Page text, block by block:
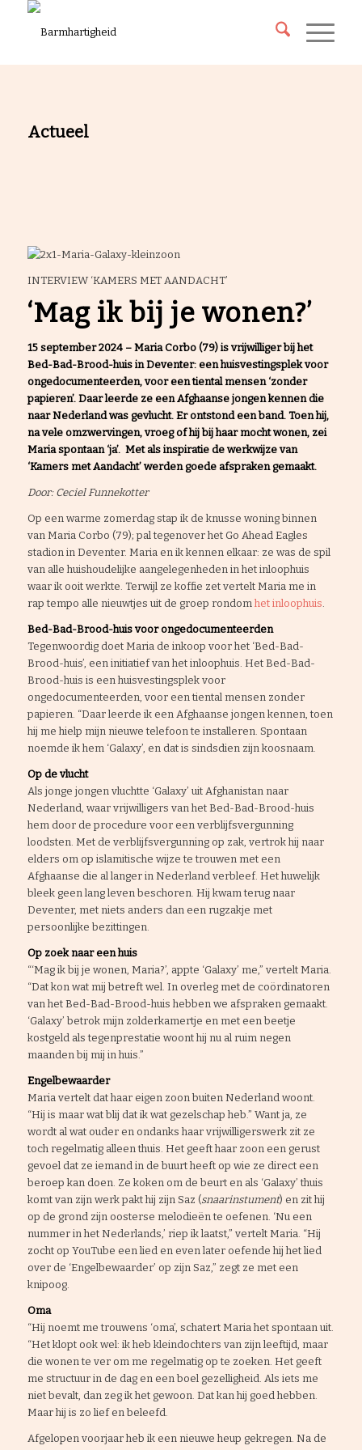
Actueel
INTERVIEW ‘KAMERS MET AANDACHT’
‘Mag ik bij je wonen?’
15 september 2024 – Maria Corbo (79) is vrijwilliger bij het
Bed-Bad-Brood-huis in Deventer: een huisvestingsplek voor
ongedocumenteerden, voor een tiental mensen ‘zonder
papieren’. Daar leerde ze een Afghaanse jongen kennen die
naar Nederland was gevlucht. Er ontstond een band. Toen hij,
na vele omzwervingen, vroeg of hij bij haar mocht wonen, zei
Maria spontaan ‘ja’. Met als inspiratie de werkwijze van
‘Kamers met Aandacht’ werden goede afspraken gemaakt.
Door: Ceciel Funnekotter
Op een warme zomerdag stap ik de knusse woning binnen
van Maria Corbo (79); pal tegenover het Go Ahead Eagles
stadion in Deventer. Maria en ik kennen elkaar: ze was de spil
van alle huishoudelijke aangelegenheden in het inloophuis
waar ik ooit werkte. Terwijl ze koffie zet vertelt Maria me in
rap tempo alle nieuwtjes uit de groep rondom het inloophuis.
Bed-Bad-Brood-huis voor ongedocumenteerden
Tegenwoordig doet Maria de inkoop voor het ‘Bed-Bad-
Brood-huis’, een initiatief van het inloophuis. Het Bed-Bad-
Brood-huis is een huisvestingsplek voor
ongedocumenteerden, voor een tiental mensen zonder
papieren. “Daar leerde ik een Afghaanse jongen kennen, toen
hij me hielp mijn nieuwe telefoon te installeren. Spontaan
noemde ik hem ‘Galaxy’, en dat is sindsdien zijn koosnaam.
Op de vlucht
Als jonge jongen vluchtte ‘Galaxy’ uit Afghanistan naar
Nederland, waar vrijwilligers van het Bed-Bad-Brood-huis
hem door de procedure voor een verblijfsvergunning
loodsten. Met de verblijfsvergunning op zak, vertrok hij naar
elders om op islamitische wijze te trouwen met een
Afghaanse die al langer in Nederland verbleef. Het huwelijk
bleek geen lang leven beschoren. Hij kwam terug naar
Deventer, met niets anders dan een rugzakje met
persoonlijke bezittingen.
Op zoek naar een huis
“‘Mag ik bij je wonen, Maria?’, appte ‘Galaxy’ me,” vertelt Maria.
“Dat kon wat mij betreft wel. In overleg met de coördinatoren
van het Bed-Bad-Brood-huis hebben we afspraken gemaakt.
‘Galaxy’ betrok mijn zolderkamertje en met een beetje
kostgeld als tegenprestatie woont hij nu al ruim negen
maanden bij mij in huis.”
Engelbewaarder
Maria vertelt dat haar eigen zoon buiten Nederland woont.
“Hij is maar wat blij dat ik wat gezelschap heb.” Want ja, ze
wordt al wat ouder en ondanks haar vrijwilligerswerk zit ze
toch regelmatig alleen thuis. Het geeft haar zoon een gerust
gevoel dat ze iemand in de buurt heeft op wie ze direct een
beroep kan doen. Ze koken om de beurt en als ‘Galaxy’ thuis
komt van zijn werk pakt hij zijn Saz (snaarinstument) en zit hij
op de grond zijn oosterse melodieën te oefenen. ‘Nu een
nummer in het Nederlands,’ riep ik laatst,” vertelt Maria. “Hij
zocht op YouTube een lied en even later oefende hij het lied
over de ‘Engelbewaarder’ op zijn Saz,” zegt ze met een
knipoog.
Oma
“Hij noemt me trouwens ‘oma’, schatert Maria het spontaan uit.
“Het klopt ook wel: ik heb kleindochters van zijn leeftijd, maar
die wonen te ver om me regelmatig op te zoeken. Het geeft
me structuur in de dag en een boel gezelligheid. Als iets me
niet bevalt, dan zeg ik het gewoon. Dat kan hij goed hebben.
Maar hij is zo lief en beleefd.
Afgelopen voorjaar heb ik een nieuwe heup gekregen. Na de